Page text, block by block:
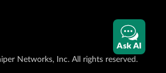
Networks, Inc. All rights reserved.
Ask AI